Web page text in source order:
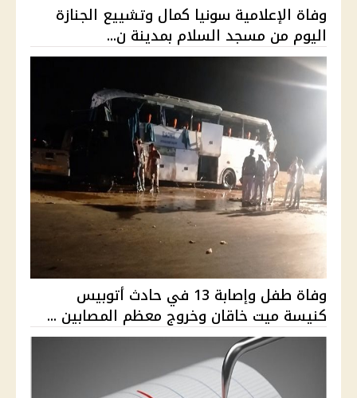
وفاة الإعلامية سونيا كمال وتشييع الجنازة
اليوم من مسجد السلام بمدينة ن...
وفاة طفل وإصابة 13 في حادث أتوبيس
كنيسة ميت خاقان وخروج معظم المصابين ...